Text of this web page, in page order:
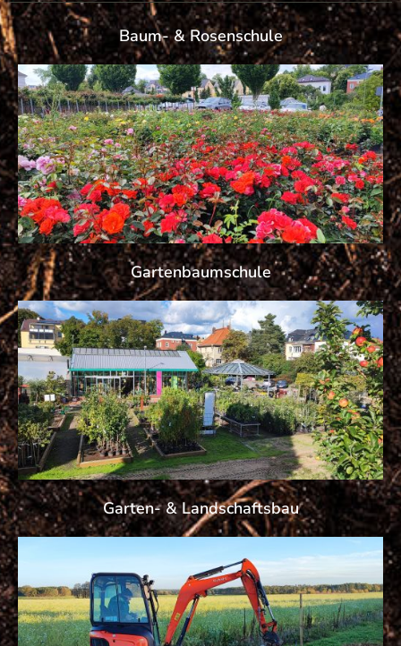
Baum- & Rosenschule
Gartenbaumschule
Garten- & Landschaftsbau